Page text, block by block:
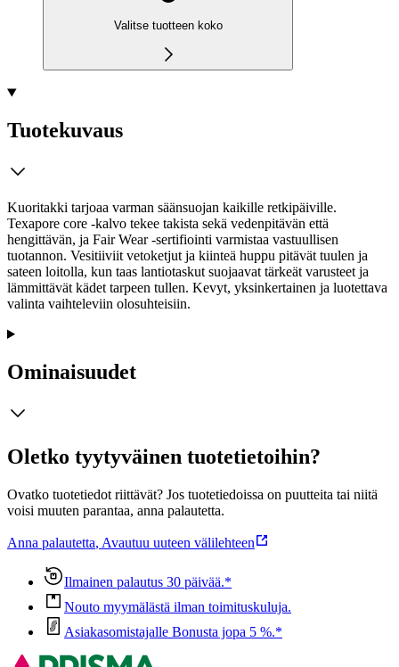
Valitse tuotteen koko
Tuotekuvaus
Kuoritakki tarjoaa varman säänsuojan kaikille retkipäiville.
Texapore core ‑kalvo tekee takista sekä vedenpitävän että
hengittävän, ja Fair Wear ‑sertifiointi varmistaa vastuullisen
tuotannon. Vesitiiviit vetoketjut ja kiinteä huppu pitävät tuulen ja
sateen loitolla, kun taas lantiotaskut suojaavat tärkeät varusteet ja
lämmittävät kädet tarpeen tullen. Kevyt, yksinkertainen ja luotettava
valinta vaihteleviin olosuhteisiin.
Ominaisuudet
Oletko tyytyväinen tuotetietoihin?
Ovatko tuotetiedot riittävät? Jos tuotetiedoissa on puutteita tai niitä
voisi muuten parantaa, anna palautetta.
Anna palautetta, Avautuu uuteen välilehteen
Ilmainen palautus 30 päivää.*
Nouto myymälästä ilman toimituskuluja.
Asiakasomistajalle Bonusta jopa 5 %.*